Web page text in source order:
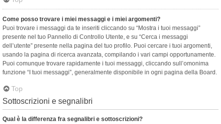
Come posso trovare i miei messaggi e i miei argomenti?
Puoi trovare i messaggi da te inseriti cliccando su “Mostra i tuoi messaggi”
presente nel tuo Pannello di Controllo Utente, e su “Cerca i messaggi
dell’utente” presente nella pagina del tuo profilo. Puoi cercare i tuoi argomenti,
usando la pagina di ricerca avanzata, compilando i vari campi opportunamente.
Puoi comunque trovare rapidamente i tuoi messaggi, cliccando sull’omonima
funzione “I tuoi messaggi”, generalmente disponibile in ogni pagina della Board.
Top
Sottoscrizioni e segnalibri
Qual è la differenza fra segnalibri e sottoscrizioni?